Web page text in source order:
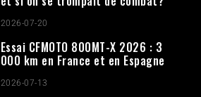
2026-07-20
Essai CFMOTO 800MT-X 2026 : 3
000 km en France et en Espagne
2026-07-13